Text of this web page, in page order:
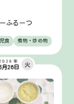
ふるーつ
食 煮物・炒め物
年
月26日
火